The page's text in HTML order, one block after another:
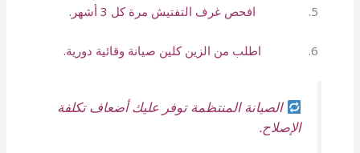
افحص غرف التفتيش مرة كل 3 أشهر.
اطلب من الزين كلين صيانة وقائية دورية.
الصيانة المنتظمة توفر عليك أضعاف تكلفة
الإصلاح.